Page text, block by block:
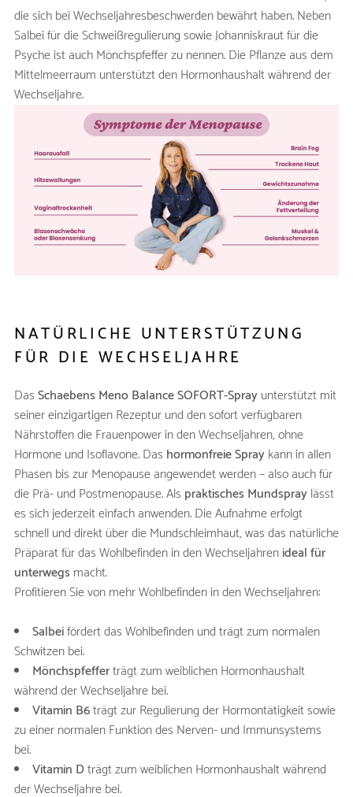
die sich bei Wechseljahresbeschwerden bewährt haben. Neben
Salbei für die Schweißregulierung sowie Johanniskraut für die
Psyche ist auch Mönchspfeffer zu nennen. Die Pflanze aus dem
Mittelmeerraum unterstützt den Hormonhaushalt während der
Wechseljahre.
NATÜRLICHE UNTERSTÜTZUNG
FÜR DIE WECHSELJAHRE
DasSchaebens Meno Balance SOFORT-Sprayunterstützt mit
seiner einzigartigen Rezeptur und den sofort verfügbaren
Nährstoffen die Frauenpower in den Wechseljahren, ohne
Hormone und Isoflavone. Das hormonfreie Spraykann in allen
Phasen bis zur Menopause angewendet werden – also auch für
die Prä- und Postmenopause. Als praktisches Mundspraylässt
es sich jederzeit einfach anwenden. Die Aufnahme erfolgt
schnell und direkt über die Mundschleimhaut, was das natürliche
Präparat für das Wohlbefinden in den Wechseljahrenideal für
unterwegsmacht.
Profitieren Sie von mehr Wohlbefinden in den Wechseljahren:
Salbeifördert das Wohlbefinden und trägt zum normalen
Schwitzen bei.
Mönchspfefferträgt zum weiblichen Hormonhaushalt
während der Wechseljahre bei.
Vitamin B6trägt zur Regulierung der Hormontätigkeit sowie
zu einer normalen Funktion des Nerven- und Immunsystems
bei.
Vitamin Dträgt zum weiblichen Hormonhaushalt während
der Wechseljahre bei.